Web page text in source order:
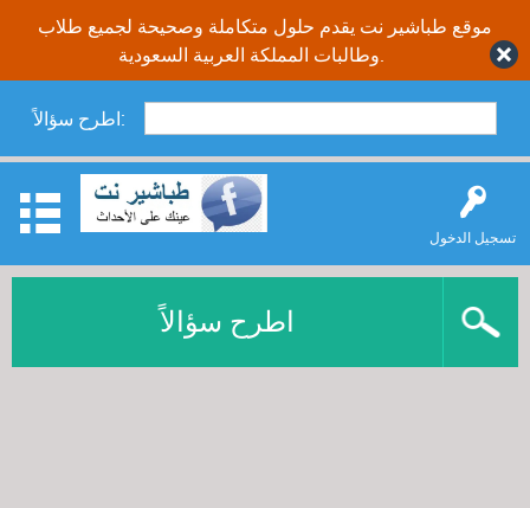
موقع طباشير نت يقدم حلول متكاملة وصحيحة لجميع طلاب
اطرح سؤالاً:
تسجيل الدخول
اطرح سؤالاً